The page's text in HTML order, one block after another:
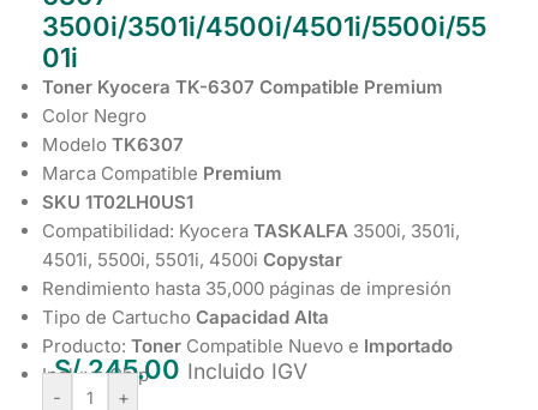
3500i/3501i/4500i/4501i/5500i/55
01i
Toner Kyocera TK-6307 Compatible Premium
Color Negro
Modelo TK6307
Marca Compatible Premium
SKU 1T02LH0US1
Compatibilidad: Kyocera TASKALFA 3500i, 3501i,
4501i, 5500i, 5501i, 4500i Copystar
Rendimiento hasta 35,000 páginas de impresión
Tipo de Cartucho Capacidad Alta
Producto: Toner Compatible Nuevo e Importado
Incluye Chip
S/245.00 Incluido IGV
- +